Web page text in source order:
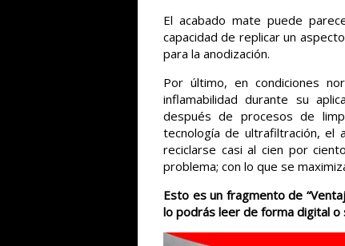
El acabado mate puede
capacidad de replicar un
para la anodización.
Por último, en condiciones
inflamabilidad durante su
después de procesos de
tecnología de ultrafiltración, el
reciclarse casi al cien por
problema; con lo que se
Esto es un fragmento de
lo podrás leer de forma digital o